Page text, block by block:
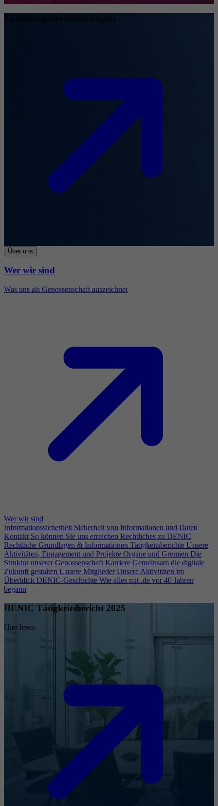
Zustellungsbevollmächtigter
Über uns
Wer wir sind
Was uns als Genossenschaft auszeichnet
Wer wir sind
Informationssicherheit Sicherheit von Informationen und Daten
Kontakt So können Sie uns erreichen Rechtliches zu DENIC
Rechtliche Grundlagen & Informationen Tätigkeitsberichte Unsere
Aktivitäten, Engagement und Projekte Organe und Gremien Die
Struktur unserer Genossenschaft Karriere Gemeinsam die digitale
Zukunft gestalten Unsere Mitglieder Unsere Aktivitäten im
Überblick DENIC-Geschichte Wie alles mit .de vor 40 Jahren
begann
DENIC Tätigkeitsbericht 2025
Hier lesen